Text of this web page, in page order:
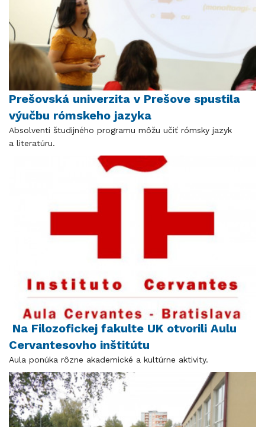
Prešovská univerzita v Prešove spustila
výučbu rómskeho jazyka
Absolventi študijného programu môžu učiť rómsky jazyk
a literatúru.
Na Filozofickej fakulte UK otvorili Aulu
Cervantesovho inštitútu
Aula ponúka rôzne akademické a kultúrne aktivity.